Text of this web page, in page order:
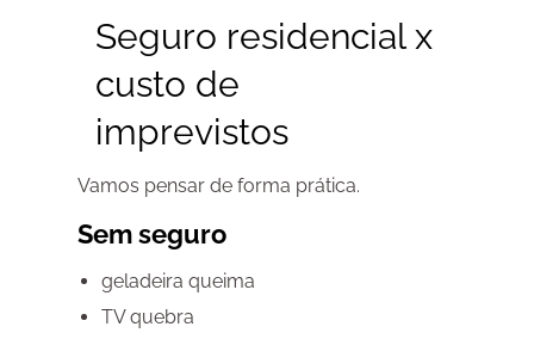
Seguro residencialx
custo de
imprevistos
Vamos pensar de forma prática.
Sem seguro
geladeira queima
TV quebra